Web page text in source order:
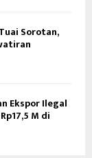
Sorotan,
Ekspor Ilegal
M di